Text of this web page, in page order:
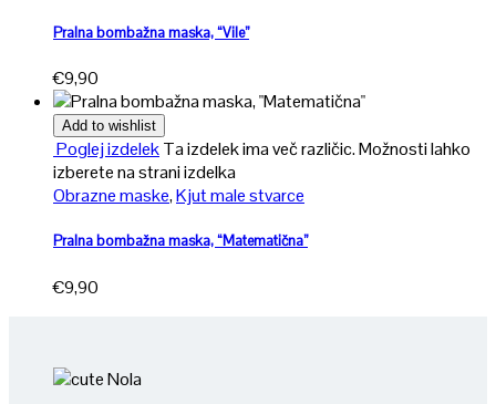
Pralna bombažna maska, “Vile”
€9,90
Add to wishlist
Poglej izdelekTa izdelek ima več različic. Možnosti lahko
izberete na strani izdelka
Obrazne maske,Kjut male stvarce
Pralna bombažna maska, “Matematična”
€9,90